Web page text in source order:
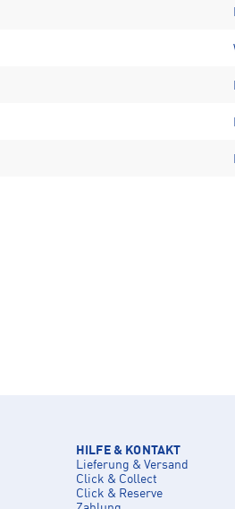
HILFE & KONTAKT
Lieferung & Versand
Click & Collect
Click & Reserve